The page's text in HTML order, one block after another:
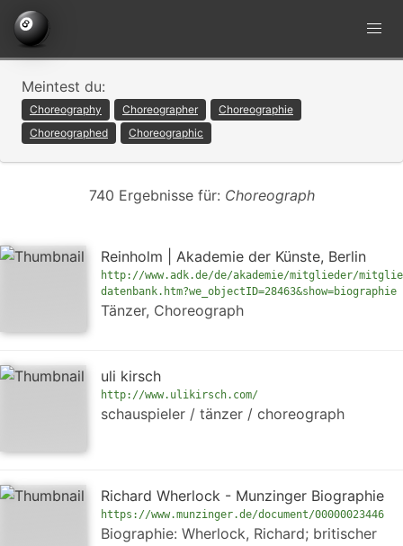
Meintest du:
Choreography Choreographer
Choreographie
Choreographed
Choreographic
740 Ergebnisse für: Choreograph
Reinholm | Akademie der Künste, Berlin
http://www.adk.de/de/akademie/mitglieder/
datenbank.htm?we_objectID=28463&show=biographie
Tänzer, Choreograph
uli kirsch
http://www.ulikirsch.com/
schauspieler / tänzer / choreograph
Richard Wherlock - Munzinger Biographie
https://www.munzinger.de/document/00000023446
Biographie: Wherlock, Richard; britischer